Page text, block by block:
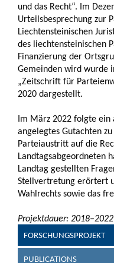
und das Recht“. Im
Urteilsbesprechung zur
Liechtensteinischen
des liechtensteinischen
Finanzierung der
Gemeinden wird wurde
„Zeitschrift für
2020 dargestellt.
Im März 2022 folgte
angelegtes Gutachten
Parteiaustritt auf die
Landtagsabgeordneten
Landtag gestellten
Stellvertretung erörtert
Wahlrechts sowie das
Projektdauer: 2018–2022
FORSCHUNGSPROJEKT
PUBLICATIONS